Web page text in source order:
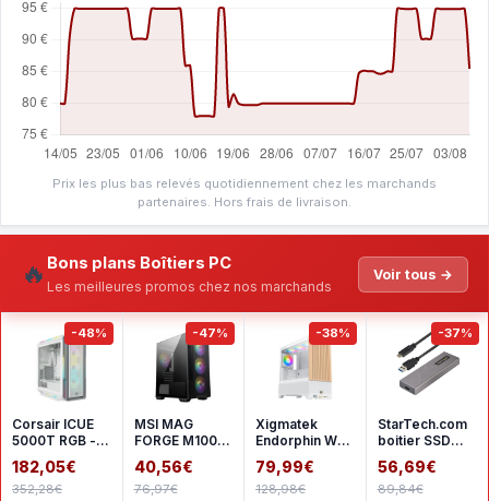
Prix les plus bas relevés quotidiennement chez les marchands
partenaires. Hors frais de livraison.
🔥 Bons plans Boîtiers PC
Les meilleures promos chez nos marchands
Voir tous →
-48%
Corsair ICUE
5000T RGB -
White
182,05€
352,28€
-47%
MSI MAG
FORGE M100R
- Black
40,56€
76,97€
-38%
Xigmatek
Endorphin WD
- White
79,99€
128,98€
-37%
StarTech.com
boitier SSD
M.2 NVMe
SATA
56,69€
89,84€